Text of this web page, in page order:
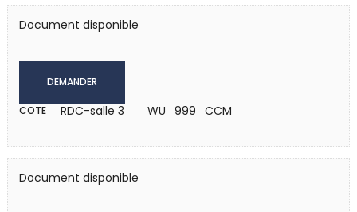
Document disponible
DEMANDER
COTE RDC-salle 3 WU 999 CCM
Document disponible